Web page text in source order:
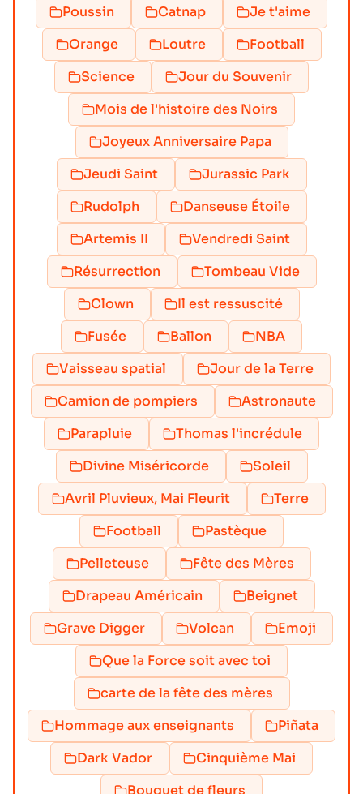
Poussin
Catnap
Je t'aime
Orange
Loutre
Football
Science
Jour du Souvenir
Mois de l'histoire des Noirs
Joyeux Anniversaire Papa
Jeudi Saint
Jurassic Park
Rudolph
Danseuse Étoile
Artemis II
Vendredi Saint
Résurrection
Tombeau Vide
Clown
Il est ressuscité
Fusée
Ballon
NBA
Vaisseau spatial
Jour de la Terre
Camion de pompiers
Astronaute
Parapluie
Thomas l'incrédule
Divine Miséricorde
Soleil
Avril Pluvieux, Mai Fleurit
Terre
Football
Pastèque
Pelleteuse
Fête des Mères
Drapeau Américain
Beignet
Grave Digger
Volcan
Emoji
Que la Force soit avec toi
carte de la fête des mères
Hommage aux enseignants
Piñata
Dark Vador
Cinquième Mai
Bouquet de fleurs